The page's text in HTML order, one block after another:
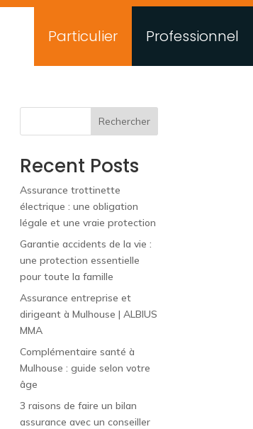
Particulier Professionnel
Rechercher
Recent Posts
Assurance trottinette
électrique : une obligation
légale et une vraie protection
Garantie accidents de la vie :
une protection essentielle
pour toute la famille
Assurance entreprise et
dirigeant à Mulhouse | ALBIUS
MMA
Complémentaire santé à
Mulhouse : guide selon votre
âge
3 raisons de faire un bilan
assurance avec un conseiller